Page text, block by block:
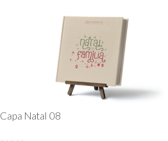
Capa Natal 08